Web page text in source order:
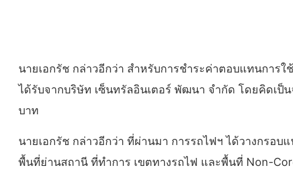
นายเอกรัช กล่าวอีกว่า สำหรับการชำระค่าตอบแทนการ
ได้รับจากบริษัท เซ็นทรัลอินเตอร์ พัฒนา จำกัด โดยคิดเป็
บาท
นายเอกรัช กล่าวอีกว่า ที่ผ่านมา การรถไฟฯ ได้วางกรอบ
พื้นที่ย่านสถานี ที่ทำการ เขตทางรถไฟ และพื้นที่ Non-